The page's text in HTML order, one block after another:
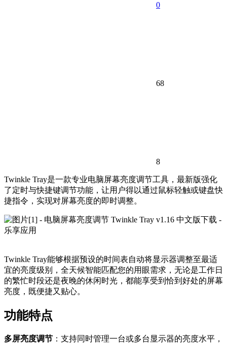
0
68
8
Twinkle Tray是一款专业电脑屏幕亮度调节工具，最新版强化
了定时与快捷键调节功能，让用户得以通过鼠标轻触或键盘快
捷指令，实现对屏幕亮度的即时调整。
Twinkle Tray能够根据预设的时间表自动将显示器调整至最适
宜的亮度级别，全天候智能匹配您的用眼需求，无论是工作日
的繁忙时段还是夜晚的休闲时光，都能享受到恰到好处的屏幕
亮度，既便捷又贴心。
功能特点
多屏亮度调节 ：支持同时管理一台或多台显示器的亮度水平，